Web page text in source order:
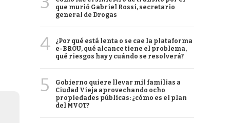
que murió Gabriel Rossi, secretario
general de Drogas
4
¿Por qué está lenta o se cae la plataforma
e-BROU, qué alcance tiene el problema,
qué riesgos hay y cuándo se resolverá?
5
Gobierno quiere llevar mil familias a
Ciudad Vieja aprovechando ocho
propiedades públicas: ¿cómo es el plan
del MVOT?